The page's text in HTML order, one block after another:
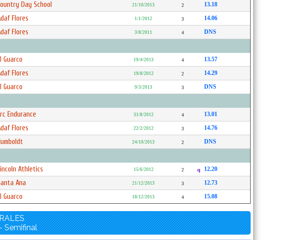
Day School 21/10/2013 2 13.18
Flores 1/1/2012 3 14.06
Flores 3/8/2011 4 DNS
Guarco 19/4/2013 4 13.57
Flores 19/8/2012 2 14.29
Guarco 9/3/2013 3 DNS
Endurance 31/8/2012 4 13.01
Flores 22/2/2012 3 14.76
24/10/2013 2 DNS
Athletics 15/6/2012 2 q 12.20
Ana 21/12/2013 3 12.73
Guarco 18/12/2013 4 15.08
Semifinal